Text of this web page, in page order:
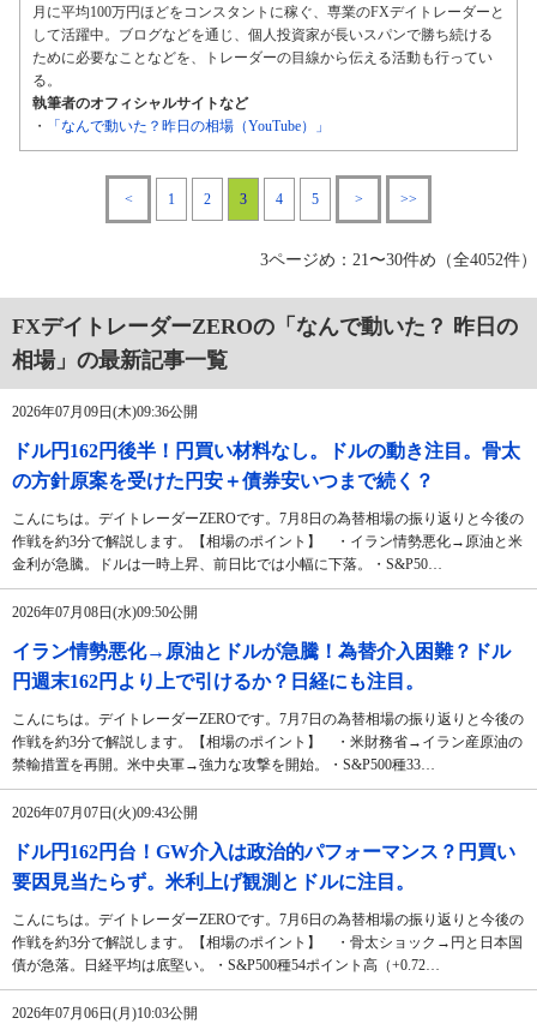
月に平均100万円ほどをコンスタントに稼ぐ、専業のFXデイトレーダーと
して活躍中。ブログなどを通じ、個人投資家が長いスパンで勝ち続ける
ために必要なことなどを、トレーダーの目線から伝える活動も行ってい
る。
執筆者のオフィシャルサイトなど
・
「なんで動いた？昨日の相場（YouTube）」
< 1 2 3 4 5 > >>
3ページめ：21〜30件め（全4052件）
FXデイトレーダーZEROの「なんで動いた？ 昨日の
相場」の最新記事一覧
2026年07月09日(木)09:36公開
ドル円162円後半！円買い材料なし。ドルの動き注目。骨太
の方針原案を受けた円安＋債券安いつまで続く？
こんにちは。デイトレーダーZEROです。7月8日の為替相場の振り返りと今後の
作戦を約3分で解説します。【相場のポイント】 ・イラン情勢悪化→原油と米
金利が急騰。ドルは一時上昇、前日比では小幅に下落。・S&P50…
2026年07月08日(水)09:50公開
イラン情勢悪化→原油とドルが急騰！為替介入困難？ドル
円週末162円より上で引けるか？日経にも注目。
こんにちは。デイトレーダーZEROです。7月7日の為替相場の振り返りと今後の
作戦を約3分で解説します。【相場のポイント】 ・米財務省→イラン産原油の
禁輸措置を再開。米中央軍→強力な攻撃を開始。・S&P500種33…
2026年07月07日(火)09:43公開
ドル円162円台！GW介入は政治的パフォーマンス？円買い
要因見当たらず。米利上げ観測とドルに注目。
こんにちは。デイトレーダーZEROです。7月6日の為替相場の振り返りと今後の
作戦を約3分で解説します。【相場のポイント】 ・骨太ショック→円と日本国
債が急落。日経平均は底堅い。・S&P500種54ポイント高（+0.72…
2026年07月06日(月)10:03公開